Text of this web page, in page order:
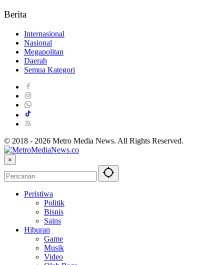
Berita
Internasional
Nasional
Megapolitan
Daerah
Semua Kategori
© 2018 - 2026 Metro Media News. All Rights Reserved.
×
Peristiwa
Politik
Bisnis
Sains
Hiburan
Game
Musik
Video